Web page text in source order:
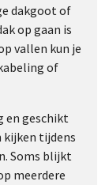
dakgoot of
op gaan is
vallen kun je
of
en geschikt
kijken tijdens
Soms blijkt
meerdere